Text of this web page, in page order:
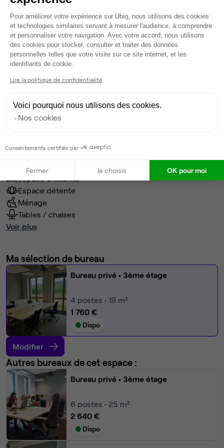
Dépôt de garantie
Frais d'entrée HT
Honoraires Ubiq
7 salles de réunion partagées
Wifi
Climatisation
Espace d'attente
Espace détente
Ménage
Tables / chaises
Voir plus
Ma sélection de bureau
Bureau privé • 3ème étage
4 postes • 19 m²
1 760 €
Dispo
Modifier
Autres bureaux de cet espace :
Bureau privé • 3ème étage
6 postes • 25 m²
2 640 €
Dispo
Plateforme de Gestion du
Pour améliorer votre expérience sur Ubiq, nous utilisons des cookies
et technologies similaires servant à mesurer l'audience, à comprendre
et personnaliser votre navigation. Avec votre accord, nous utilisons
des cookies pour stocker, consulter et traiter des données
personnelles telles que votre visite sur ce site internet, et les
identifiants de cookie.
Lire la politique de confidentialité
Voici pourquoi nous utilisons des cookies.
Nos cookies
Consentements certifiés par
Fermer Je choisis OK pour moi